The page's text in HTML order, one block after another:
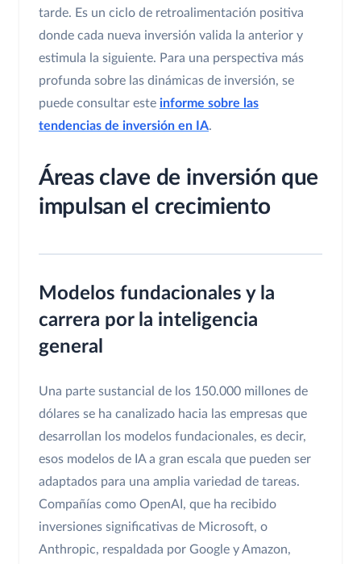
tarde. Es un ciclo de retroalimentación positiva
donde cada nueva inversión valida la anterior y
estimula la siguiente. Para una perspectiva más
profunda sobre las dinámicas de inversión, se
puede consultar este informe sobre las
tendencias de inversión en IA.
Áreas clave de inversión que
impulsan el crecimiento
Modelos fundacionales y la
carrera por la inteligencia
general
Una parte sustancial de los 150.000 millones de
dólares se ha canalizado hacia las empresas que
desarrollan los modelos fundacionales, es decir,
esos modelos de IA a gran escala que pueden ser
adaptados para una amplia variedad de tareas.
Compañías como OpenAI, que ha recibido
inversiones significativas de Microsoft, o
Anthropic, respaldada por Google y Amazon,